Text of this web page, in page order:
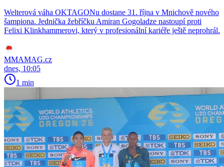
Welterová váha OKTAGONu dostane 31. října v Mnichově nového
šampiona. Jednička žebříčku Amiran Gogoladze nastoupí proti
Felixi Klinkhammerovi, který v profesionální kariéře ještě neprohrál.
MMAMAG.cz
dnes, 10:05
1 min